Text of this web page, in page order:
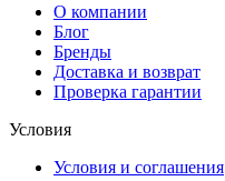
О компании
Блог
Бренды
Доставка и возврат
Проверка гарантии
Условия
Условия и соглашения